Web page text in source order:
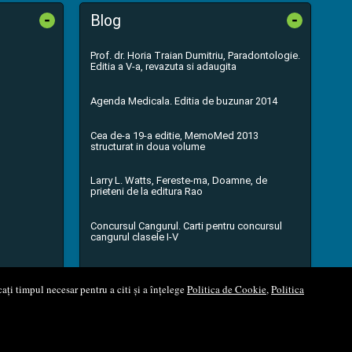
timpul necesar pentru a citi și a înțelegePolitica de Cookie,Politica
- Blog -
Prof. dr. Horia Traian Dumitriu, Paradontologie.
Editia a V-a, revazuta si adaugita
Agenda Medicala. Editia de buzunar 2014
Cea de-a 19-a editie, MemoMed 2013
structurat in doua volume
Larry L. Watts, Fereste-ma, Doamne, de
prieteni de la editura Rao
Concursul Cangurul. Carti pentru concursul
cangurul clasele I-V